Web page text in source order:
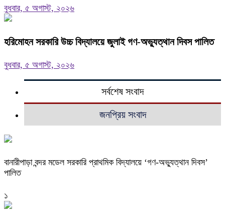
বুধবার, ৫ অগাস্ট, ২০২৬
হরিমোহন সরকারি উচ্চ বিদ্যালয়ে জুলাই গণ-অভ্যুত্থান দিবস পালিত
বুধবার, ৫ অগাস্ট, ২০২৬
সর্বশেষ সংবাদ
জনপ্রিয় সংবাদ
বানারীপাড়া বন্দর মডেল সরকারি প্রাথমিক বিদ্যালয়ে ‘গণ-অভ্যুত্থান দিবস’
পালিত
১